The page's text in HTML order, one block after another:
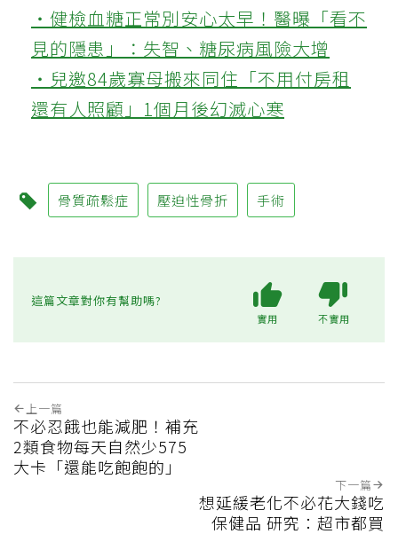
‧健檢血糖正常別安心太早！醫曝「看不
見的隱患」：失智、糖尿病風險大增
‧兒邀84歲寡母搬來同住「不用付房租
還有人照顧」1個月後幻滅心寒
骨質疏鬆症 壓迫性骨折 手術
這篇文章對你有幫助嗎?
實用 不實用
上一篇
不必忍餓也能減肥！補充
2類食物每天自然少575
大卡「還能吃飽飽的」
下一篇
想延緩老化不必花大錢吃
保健品 研究：超市都買